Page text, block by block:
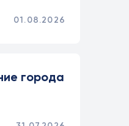
01.08.2026
города